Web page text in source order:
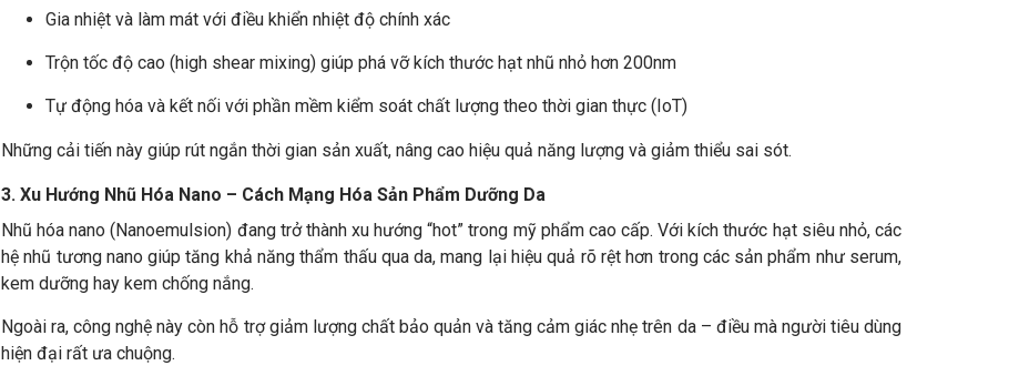
Gia nhiệt và làm mát với điều khiển nhiệt độ chính xác
Trộn tốc độ cao (high shear mixing) giúp phá vỡ kích thước hạt nhũ nhỏ hơn 200nm
Tự động hóa và kết nối với phần mềm kiểm soát chất lượng theo thời gian thực (IoT)
Những cải tiến này giúp rút ngắn thời gian sản xuất, nâng cao hiệu quả năng lượng và giảm thiểu sai sót.
3. Xu Hướng Nhũ Hóa Nano – Cách Mạng Hóa Sản Phẩm Dưỡng Da
Nhũ hóa nano (Nanoemulsion) đang trở thành xu hướng “hot” trong mỹ phẩm cao cấp. Với kích thước hạt siêu nhỏ, các
hệ nhũ tương nano giúp tăng khả năng thẩm thấu qua da, mang lại hiệu quả rõ rệt hơn trong các sản phẩm như serum,
kem dưỡng hay kem chống nắng.
Ngoài ra, công nghệ này còn hỗ trợ giảm lượng chất bảo quản và tăng cảm giác nhẹ trên da – điều mà người tiêu dùng
hiện đại rất ưa chuộng.